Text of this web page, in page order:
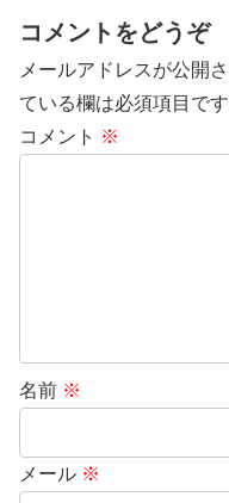
コメントをどうぞ
メールアドレスが公開
ている欄は必須項目です
コメント ※
名前 ※
メール ※